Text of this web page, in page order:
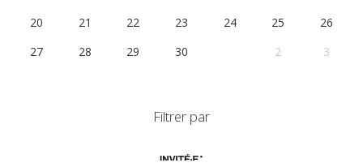
20
21 22 23 24 25
26
27
28 29 30 2 3
Filtrer par